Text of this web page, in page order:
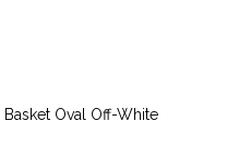
Oval Off-White